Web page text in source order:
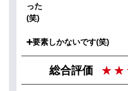
った
(笑)
➕要素しかないです(笑)
総合評価